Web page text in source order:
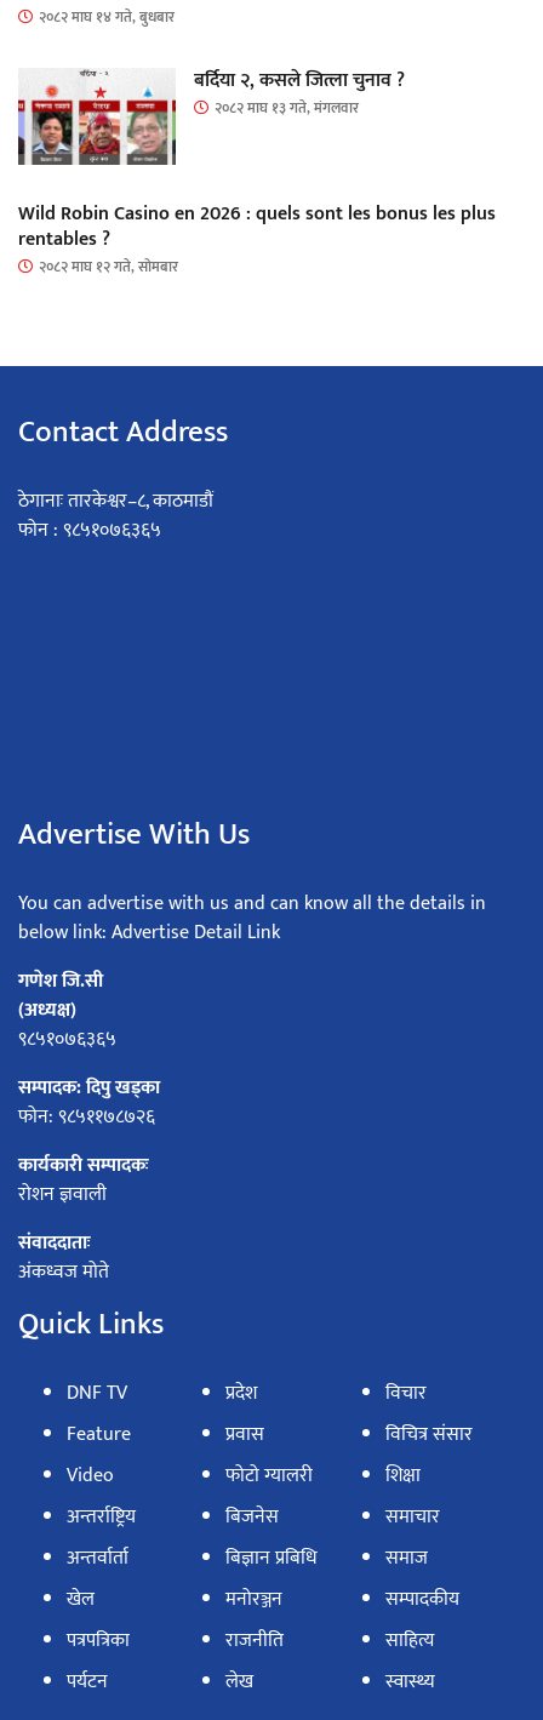
२०८२ माघ १४ गते, बुधबार
बर्दिया २, कसले जित्ला चुनाव ?
२०८२ माघ १३ गते, मंगलवार
Wild Robin Casino en 2026 : quels sont les bonus les plus
rentables ?
२०८२ माघ १२ गते, सोमबार
Contact Address
ठेगानाः तारकेश्वर–८, काठमाडौं
फोन : ९८५१०७६३६५
Advertise With Us
You can advertise with us and can know all the details in
below link: Advertise Detail Link
गणेश जि.सी
(अध्यक्ष)
९८५१०७६३६५
सम्पादक: दिपु खड्का
फोन: ९८५११७८७२६
कार्यकारी सम्पादकः
रोशन ज्ञवाली
संवाददाताः
अंकध्वज मोते
Quick Links
DNF TV
Feature
Video
अन्तर्राष्ट्रिय
अन्तर्वार्ता
खेल
पत्रपत्रिका
पर्यटन
प्रदेश
प्रवास
फोटो ग्यालरी
बिजनेस
बिज्ञान प्रबिधि
मनोरञ्जन
राजनीति
लेख
विचार
विचित्र संसार
शिक्षा
समाचार
समाज
सम्पादकीय
साहित्य
स्वास्थ्य